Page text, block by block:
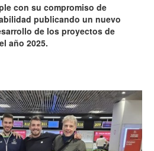
con su compromiso de
publicando un nuevo
de los proyectos de
año 2025.